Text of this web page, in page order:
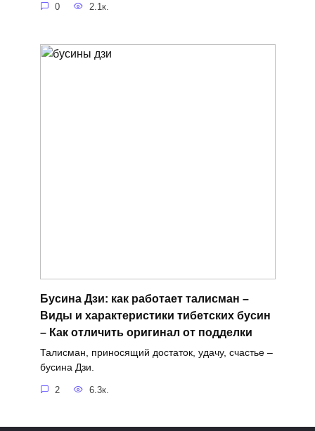
0 2.1к.
Бусина Дзи: как работает талисман –
Виды и характеристики тибетских бусин
– Как отличить оригинал от подделки
Талисман, приносящий достаток, удачу, счастье –
бусина Дзи.
2 6.3к.